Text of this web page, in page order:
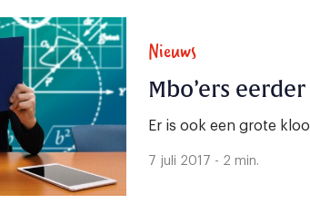
Nieuws
Mbo’ers
Er is ook een grote
7 juli 2017 - 2 min.